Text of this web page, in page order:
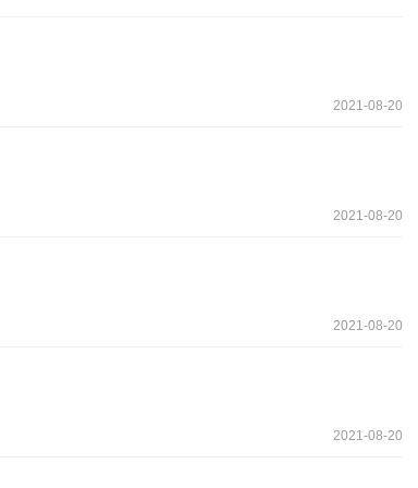
2021-08-20
2021-08-20
2021-08-20
2021-08-20